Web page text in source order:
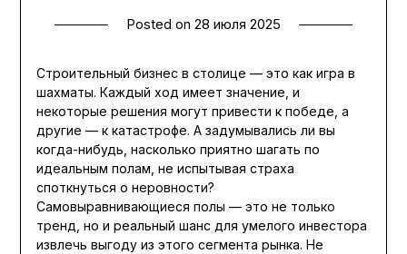
Posted on 28 июля 2025
Строительный бизнес в столице — это как игра в
шахматы. Каждый ход имеет значение, и
некоторые решения могут привести к победе, а
другие — к катастрофе. А задумывались ли вы
когда-нибудь, насколько приятно шагать по
идеальным полам, не испытывая страха
споткнуться о неровности?
Самовыравнивающиеся полы — это не только
тренд, но и реальный шанс для умелого инвестора
извлечь выгоду из этого сегмента рынка. Не